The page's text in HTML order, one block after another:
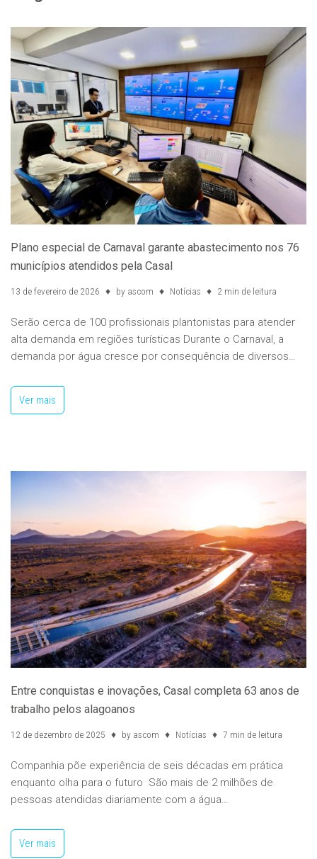
Plano especial de Carnaval garante abastecimento nos 76
municípios atendidos pela Casal
13 de fevereiro de 2026 by ascom Notícias 2 min de leitura
Serão cerca de 100 profissionais plantonistas para atender
alta demanda em regiões turísticas Durante o Carnaval, a
demanda por água cresce por consequência de diversos…
Ver mais
Entre conquistas e inovações, Casal completa 63 anos de
trabalho pelos alagoanos
12 de dezembro de 2025 by ascom Notícias 7 min de leitura
Companhia põe experiência de seis décadas em prática
enquanto olha para o futuro São mais de 2 milhões de
pessoas atendidas diariamente com a água…
Ver mais